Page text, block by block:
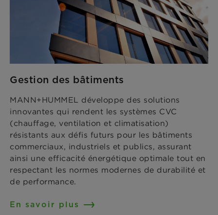
Gestion des bâtiments
MANN+HUMMEL développe des solutions
innovantes qui rendent les systèmes CVC
(chauffage, ventilation et climatisation)
résistants aux défis futurs pour les bâtiments
commerciaux, industriels et publics, assurant
ainsi une efficacité énergétique optimale tout en
respectant les normes modernes de durabilité et
de performance.
En savoir plus